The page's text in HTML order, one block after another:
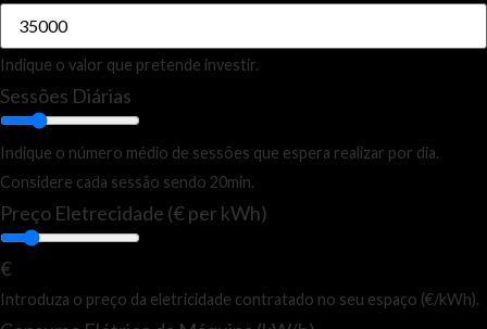
Indique o valor que pretende investir.
Sessões Diárias
Indique o número médio de sessões que espera realizar por dia.
Considere cada sessão sendo 20min.
Preço Eletrecidade (€ per kWh)
€
Introduza o preço da eletricidade contratado no seu espaço (€/kWh).